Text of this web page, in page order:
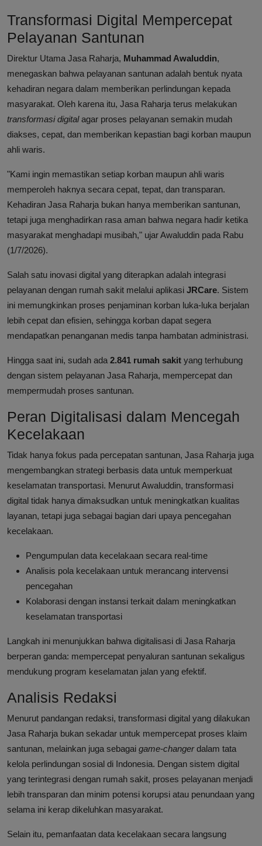
Transformasi Digital Mempercepat
Pelayanan Santunan
Direktur Utama Jasa Raharja, Muhammad Awaluddin,
menegaskan bahwa pelayanan santunan adalah bentuk nyata
kehadiran negara dalam memberikan perlindungan kepada
masyarakat. Oleh karena itu, Jasa Raharja terus melakukan
transformasi digitalagar proses pelayanan semakin mudah
diakses, cepat, dan memberikan kepastian bagi korban maupun
ahli waris.
"Kami ingin memastikan setiap korban maupun ahli waris
memperoleh haknya secara cepat, tepat, dan transparan.
Kehadiran Jasa Raharja bukan hanya memberikan santunan,
tetapi juga menghadirkan rasa aman bahwa negara hadir ketika
masyarakat menghadapi musibah," ujar Awaluddin pada Rabu
(1/7/2026).
Salah satu inovasi digital yang diterapkan adalah integrasi
pelayanan dengan rumah sakit melalui aplikasi JRCare. Sistem
ini memungkinkan proses penjaminan korban luka-luka berjalan
lebih cepat dan efisien, sehingga korban dapat segera
mendapatkan penanganan medis tanpa hambatan administrasi.
Hingga saat ini, sudah ada 2.841 rumah sakit yang terhubung
dengan sistem pelayanan Jasa Raharja, mempercepat dan
mempermudah proses santunan.
Peran Digitalisasi dalam Mencegah
Kecelakaan
Tidak hanya fokus pada percepatan santunan, Jasa Raharja juga
mengembangkan strategi berbasis data untuk memperkuat
keselamatan transportasi. Menurut Awaluddin, transformasi
digital tidak hanya dimaksudkan untuk meningkatkan kualitas
layanan, tetapi juga sebagai bagian dari upaya pencegahan
kecelakaan.
Pengumpulan data kecelakaan secara real-time
Analisis pola kecelakaan untuk merancang intervensi
pencegahan
Kolaborasi dengan instansi terkait dalam meningkatkan
keselamatan transportasi
Langkah ini menunjukkan bahwa digitalisasi di Jasa Raharja
berperan ganda: mempercepat penyaluran santunan sekaligus
mendukung program keselamatan jalan yang efektif.
Analisis Redaksi
Menurut pandangan redaksi, transformasi digital yang dilakukan
Jasa Raharja bukan sekadar untuk mempercepat proses klaim
santunan, melainkan juga sebagai game-changerdalam tata
kelola perlindungan sosial di Indonesia. Dengan sistem digital
yang terintegrasi dengan rumah sakit, proses pelayanan menjadi
lebih transparan dan minim potensi korupsi atau penundaan yang
selama ini kerap dikeluhkan masyarakat.
Selain itu, pemanfaatan data kecelakaan secara langsung